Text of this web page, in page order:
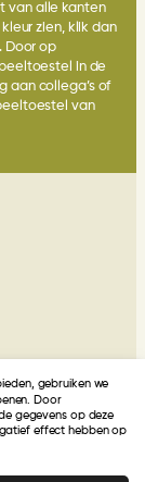
van alle kanten
zien, klik dan
Door op
in de
aan collega’s of
van
gebruiken we
Door
gegevens op deze
effect hebben op